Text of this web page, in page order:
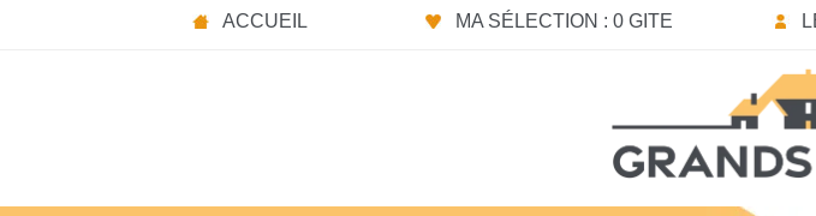
ACCUEIL MA SÉLECTION : 0 GITE
Panneau de gestion des cookies